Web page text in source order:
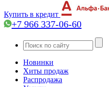
Купить в кредит
+7 966 337-06-60
Новинки
Хиты продаж
Распродажа